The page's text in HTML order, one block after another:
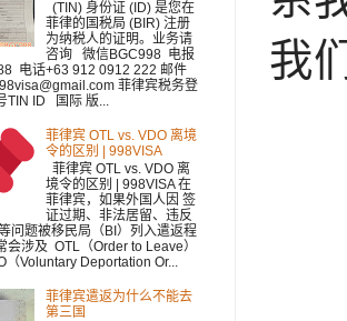
我
(TIN) 身份证 (ID) 是您在
菲律的国税局 (BIR) 注册
为纳税人的证明。业务请
咨询 微信BGC998 电报
电话+63 912 0912 222 邮件
菲律宾税务登
TIN ID 国际 版...
菲律宾 OTL vs. VDO 离境
令的区别 | 998VISA
菲律宾 OTL vs. VDO 离
境令的区别 | 998VISA 在
菲律宾，如果外国人因 签
证过期、非法居留、违反
问题被移民局（BI）列入遣返程
会涉及 OTL（Order to Leave）
（Voluntary Deportation Or...
菲律宾遣返为什么不能去
第三国